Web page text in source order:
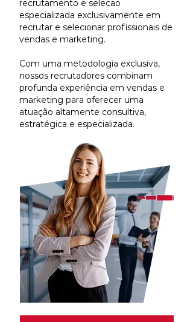
recrutamento e selecao
especializada exclusivamente em
recrutar e selecionar profissionais de
vendas e marketing.
Com uma metodologia exclusiva,
nossos recrutadores combinam
profunda experiência em vendas e
marketing para oferecer uma
atuação altamente consultiva,
estratégica e especializada.